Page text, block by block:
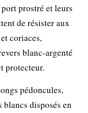
prostré et leurs
de résister aux
coriaces,
blanc-argenté
protecteur.
pédoncules,
disposés en